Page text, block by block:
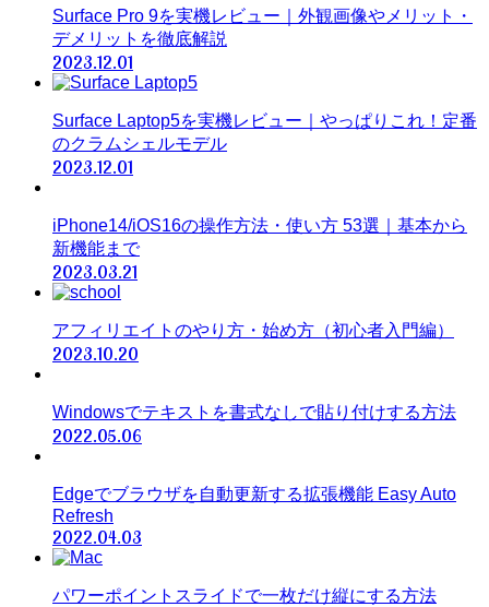
Surface Pro 9を実機レビュー｜外観画像やメリット・
デメリットを徹底解説
2023.12.01
Surface Laptop5を実機レビュー｜やっぱりこれ！定番
のクラムシェルモデル
2023.12.01
iPhone14/iOS16の操作方法・使い方 53選｜基本から
新機能まで
2023.03.21
アフィリエイトのやり方・始め方（初心者入門編）
2023.10.20
Windowsでテキストを書式なしで貼り付けする方法
2022.05.06
Edgeでブラウザを自動更新する拡張機能 Easy Auto
Refresh
2022.04.03
パワーポイントスライドで一枚だけ縦にする方法